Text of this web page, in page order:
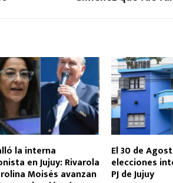
la interna
en Jujuy: Rivarola
Moisés avanzan
El 30 de
elecciones
PJ de Jujuy